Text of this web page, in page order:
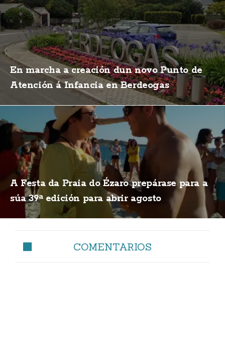
En marcha a creación dun novo Punto de
Atención á Infancia en Berdeogas
A Festa da Praia do Ézaro prepárase para a
súa 39ª edición para abrir agosto
COMENTARIOS